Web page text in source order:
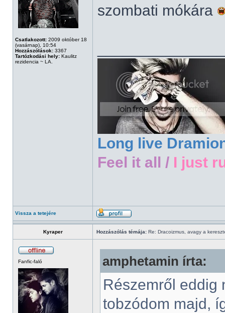
Csatlakozott: 2009 október 18
(vasárnap), 10:54
Hozzászólások: 3367
Tartózkodási hely: Kaulitz
rezidencia ~ LA.
szombati mókára
Long live
Feel it all / I just
Vissza a tetejére
Kyraper Hozzászólás témája: Re: Dracoizmus, avagy a
Fanfic-faló amphetamin írta:
Részemről eddig
tobzódom majd,